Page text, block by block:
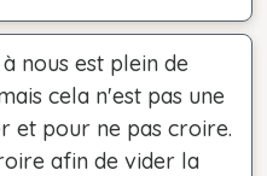
nous est plein de
cela n'est pas une
et pour ne pas croire.
afin de vider la